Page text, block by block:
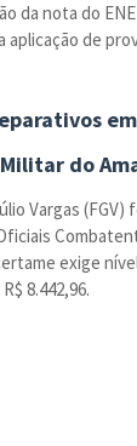
da nota do
aplicação de
do
Vargas (FGV)
exige
8.442,96.